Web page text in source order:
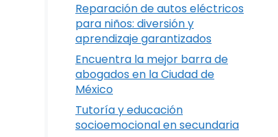
Reparación de autos eléctricos
para niños: diversión y
aprendizaje garantizados
Encuentra la mejor barra de
abogados en la Ciudad de
México
Tutoría y educación
socioemocional en secundaria